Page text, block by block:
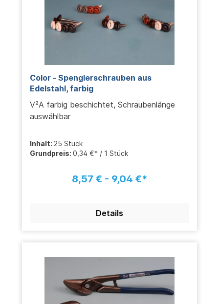
Color - Spenglerschrauben aus
Edelstahl, farbig
V²A farbig beschichtet, Schraubenlänge
auswählbar
Inhalt: 25 Stück
Grundpreis: 0,34 €* / 1 Stück
8,57 € - 9,04 €*
Details